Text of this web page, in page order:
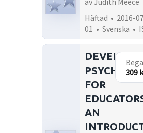
Häftad • 2016-
01 • Svenska •
FOR
AN
309